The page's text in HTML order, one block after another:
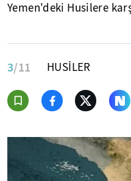
Yemen'deki Husilere
3/11 HUSİLER